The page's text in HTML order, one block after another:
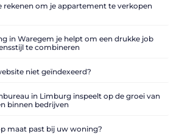
rekenen om je appartement te verkopen
in Waregem je helpt om een drukke job
te combineren
niet geïndexeerd?
in Limburg inspeelt op de groei van
binnen bedrijven
maat past bij uw woning?